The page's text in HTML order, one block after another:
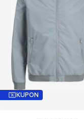
KUPON